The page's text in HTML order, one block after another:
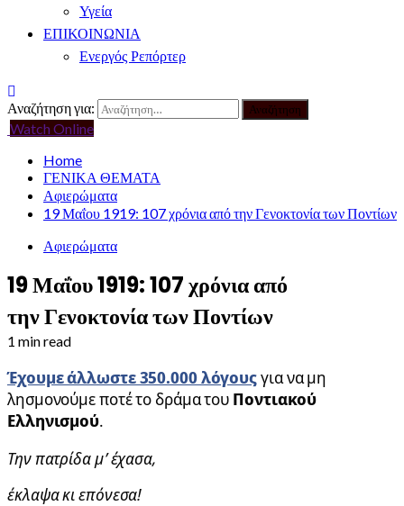
Υγεία
ΕΠΙΚΟΙΝΩΝΙΑ
Ενεργός Ρεπόρτερ
Αναζήτηση για:
Watch Online
Home
ΓΕΝΙΚΑ ΘΕΜΑΤΑ
Αφιερώματα
19 Μαΐου 1919: 107 χρόνια από την Γενοκτονία των Ποντίων
Αφιερώματα
19 Μαΐου 1919: 107 χρόνια από
την Γενοκτονία των Ποντίων
1 min read
Έχουμε άλλωστε 350.000 λόγουςγια να μη
λησμονούμε ποτέ το δράμα του Ποντιακού
Ελληνισμού.
Την πατρίδα μ’ έχασα,
έκλαψα κι επόνεσα!